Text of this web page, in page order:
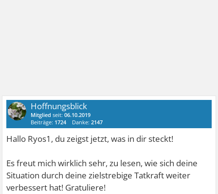
Hoffnungsblick
Mitglied seit:06.10.2019
Beiträge: 1724 Danke:2147
Hallo Ryos1, du zeigst jetzt, was in dir steckt!
Es freut mich wirklich sehr, zu lesen, wie sich deine
Situation durch deine zielstrebige Tatkraft weiter
verbessert hat! Gratuliere!